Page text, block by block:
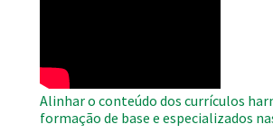
Alinhar o conteúdo dos currículos
formação de base e especializados